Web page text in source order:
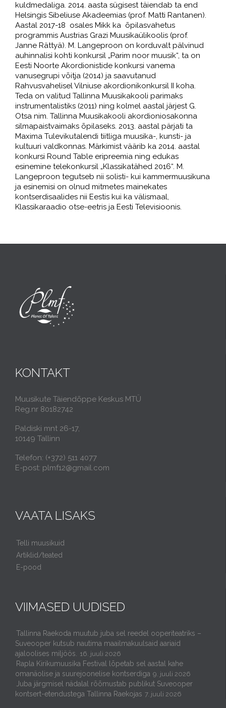
kuldmedaliga. 2014. aasta sügisest täiendab ta end
Helsingis Sibeliuse Akadeemias (prof. Matti Rantanen).
Aastal 2017-18 osales Mikk ka õpilasvahetus
programmis Austrias Grazi Muusikaülikoolis (prof.
Janne Rättyä). M. Langeproon on korduvalt pälvinud
auhinnalisi kohti konkursil „Parim noor muusik“, ta on
Eesti Noorte Akordionistide konkursi vanema
vanusegrupi võitja (2014) ja saavutanud
Rahvusvahelisel Vilniuse akordionikonkursil II koha.
Teda on valitud Tallinna Muusikakooli parimaks
instrumentalistiks (2011) ning kolmel aastal järjest G.
Otsa nim. Tallinna Muusikakooli akordioniosakonna
silmapaistvaimaks õpilaseks. 2013. aastal pärjati ta
Maxima Tulevikutalendi tiitliga muusika-, kunsti- ja
kultuuri valdkonnas. Märkimist väärib ka 2014. aastal
konkursi Round Table eripreemia ning edukas
esinemine telekonkursil „Klassikatähed 2016“. M.
Langeproon tegutseb nii solisti- kui kammermuusikuna
ja esinemisi on olnud mitmetes mainekates
kontserdisaalides nii Eestis kui ka välismaal,
Klassikaraadio otse-eetris ja Eesti Televisioonis.
KONTAKT
Muusikute Täiendõppe Keskus MTÜ
Reg.nr 80182742
Paldiski mnt 26-17,
10149 Tallinn
Telefon: (+372) 511 4077
E-post: plmf12@gmail.com
VAATA LISAKS
Telli muusikuid
Artiklid/teated
E-pood
VIIMASED UUDISED
Tallinna Raekoda muutub juba sel reedel ooperiteatriks –
Suveooper kutsub nautima maailmakuulsaid aariaid
ajaloolises miljöös.
16. juuli 2026
Rapla Kirikumuusika Festival lõpetab sel aastal kahe
omanäolise ja suurejoonelise kontserdiga 9. juuli 2026
Juba järgmisel nädalal rõõmustab publikut Suveooper
kontsert-etendustega Tallinna Raekojas 7. juuli 2026